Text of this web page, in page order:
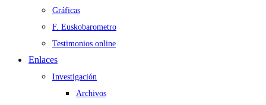
Gráficas
F. Euskobarometro
Testimonios online
Enlaces
Investigación
Archivos